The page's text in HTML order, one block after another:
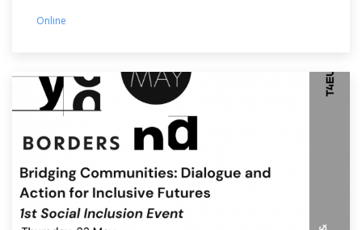
Online